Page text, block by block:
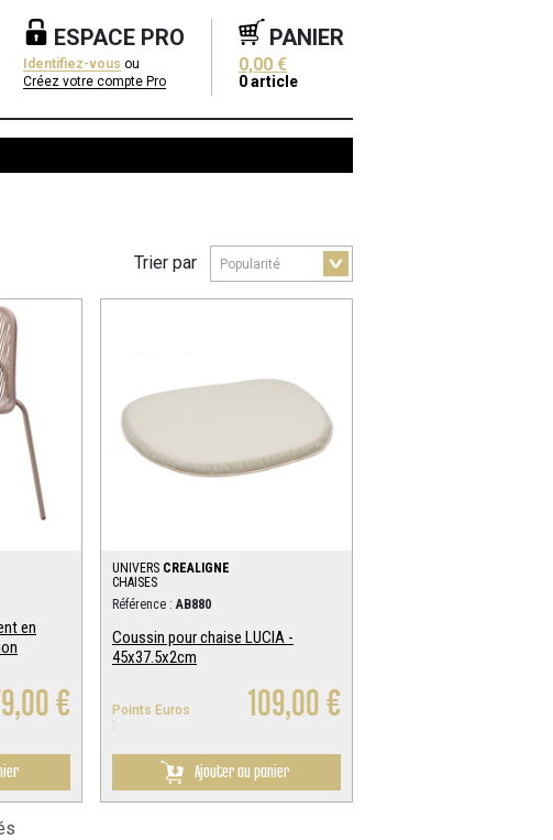
ESPACE PRO
Identifiez-vous ou
Créez votre compte Pro
PANIER
0,00 €
0article
Trier par
en
€
UNIVERS CREALIGNE
CHAISES
Référence : AB880
Coussin pour chaise LUCIA -
45x37.5x2cm
Points Euros
:
109,00 €
Ajouter au panier